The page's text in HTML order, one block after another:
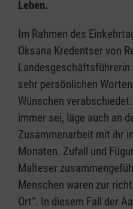
Leben.
Im Rahmen des
Oksana Kredentser von
sehr persönlichen
Wünschen
immer sei, läge auch an
Zusammenarbeit mit ihr
Monaten. Zufall und
Malteser
Menschen waren zur
Ort“. In diesem Fall der